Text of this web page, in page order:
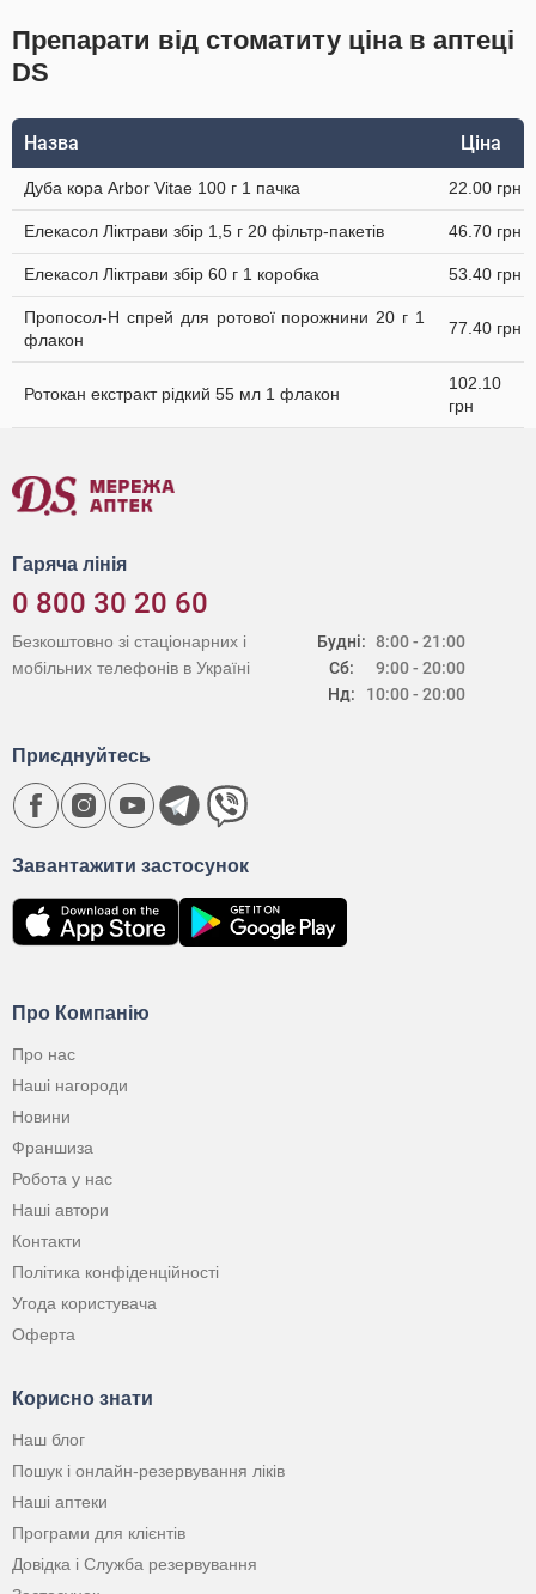
Препарати від стоматиту ціна в аптеці
DS
Назва Ціна
Дуба кора Arbor Vitae 100 г 1 пачка 22.00 грн
Елекасол Ліктрави збір 1,5 г 20 фільтр-пакетів 46.70 грн
Елекасол Ліктрави збір 60 г 1 коробка 53.40 грн
Пропосол-Н спрей для ротової порожнини 20 г 1
флакон
77.40 грн
Ротокан екстракт рідкий 55 мл 1 флакон
102.10
грн
Гаряча лінія
0 800 30 20 60
Будні:
Сб:
Нд:
8:00 - 21:00
9:00 - 20:00
10:00 - 20:00
Безкоштовно зі стаціонарних і
мобільних телефонів в Україні
Про Компанію
Про нас
Наші нагороди
Новини
Франшиза
Робота у нас
Наші автори
Контакти
Політика конфіденційності
Угода користувача
Оферта
Корисно знати
Наш блог
Пошук і онлайн-резервування ліків
Наші аптеки
Програми для клієнтів
Довідка і Служба резервування
Завантажити застосунок
Приєднуйтесь